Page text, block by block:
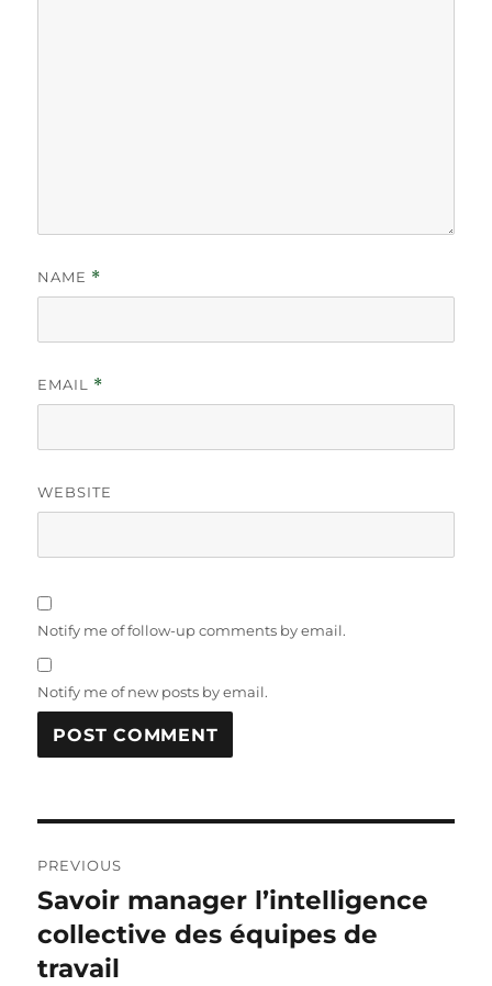
NAME *
EMAIL *
WEBSITE
Notify me of follow-up comments by email.
Notify me of new posts by email.
navigation
PREVIOUS
Previous
post:
Savoir manager l’intelligence
collective des équipes de
travail